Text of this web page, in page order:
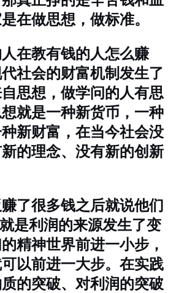
在做思想，做标准。
在教有钱的人怎么赚
社会的财富机制发生了
思想，做学问的人有思
就是一种新货币，一种
新财富，在当今社会没
的理念、没有新的创新
了很多钱之后就说他们
是利润的来源发生了变
精神世界前进一小步，
以前进一大步。在实践
的突破、对利润的突破